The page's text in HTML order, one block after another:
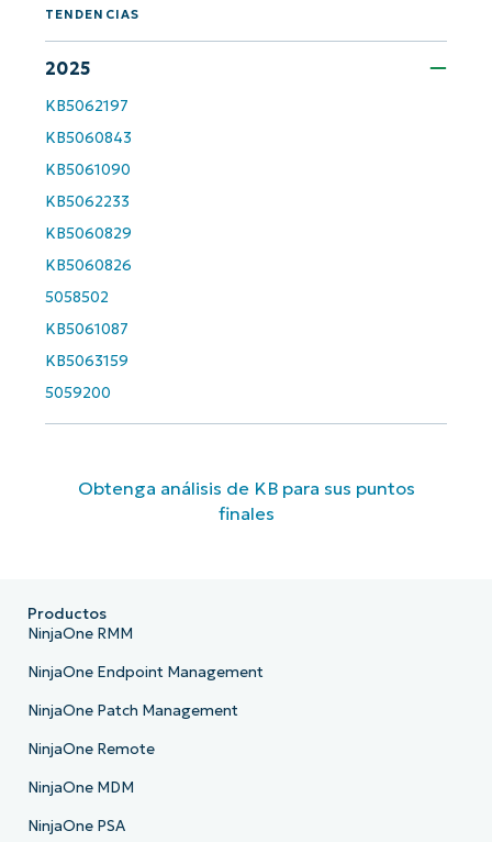
TENDENCIAS
2025
KB5062197
KB5060843
KB5061090
KB5062233
KB5060829
KB5060826
5058502
KB5061087
KB5063159
5059200
Obtenga análisis de KB para sus puntos
finales
last
Business
number*
País
Company
name*
Productos
NinjaOne RMM
NinjaOne Endpoint Management
NinjaOne Patch Management
NinjaOne Remote
NinjaOne MDM
NinjaOne PSA